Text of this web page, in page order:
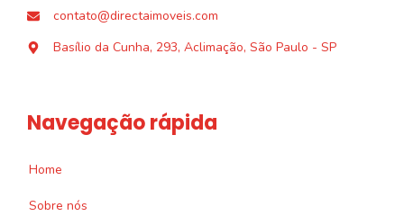
contato@directaimoveis.com
Basílio da Cunha, 293, Aclimação, São Paulo - SP
Navegação rápida
Home
Sobre nós